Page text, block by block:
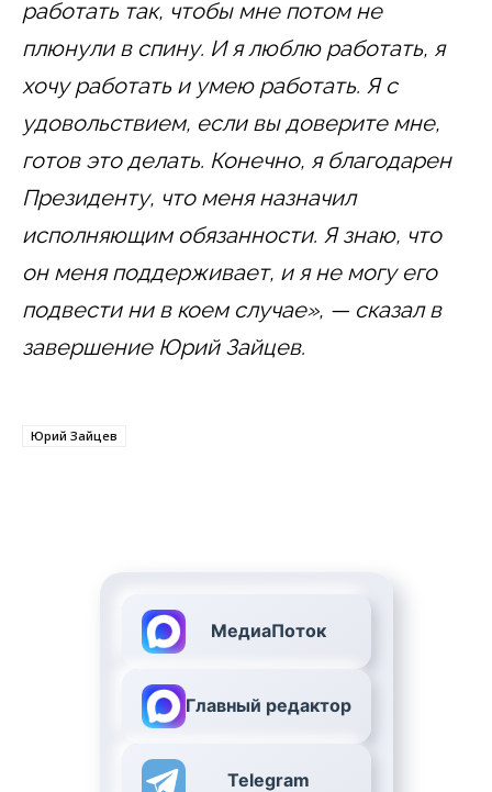
работать так, чтобы мне потом не
плюнули в спину. И я люблю работать, я
хочу работать и умею работать. Я с
удовольствием, если вы доверите мне,
готов это делать. Конечно, я благодарен
Президенту, что меня назначил
исполняющим обязанности. Я знаю, что
он меня поддерживает, и я не могу его
подвести ни в коем случае», — сказал в
завершение Юрий Зайцев.
Юрий Зайцев
МедиаПоток
Главный редактор
Telegram